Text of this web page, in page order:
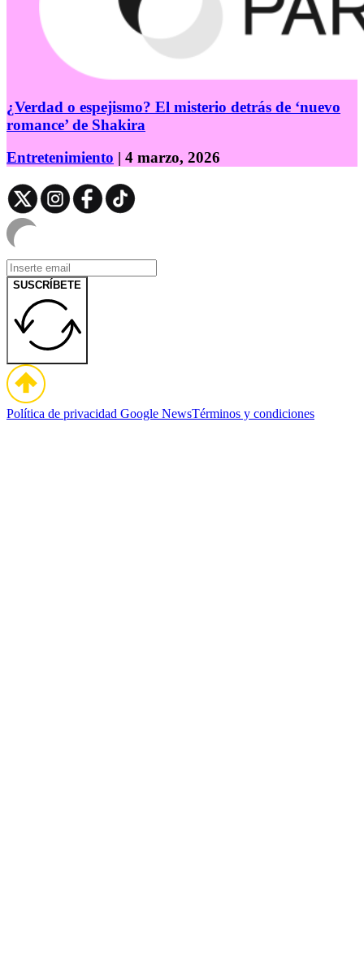
¿Verdad o espejismo? El misterio detrás de ‘nuevo
romance’ de Shakira
Entretenimiento | 4 marzo, 2026
SUSCRÍBETE
Política de privacidad Google NewsTérminos y condiciones